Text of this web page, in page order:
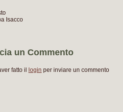
Isacco
un Commento
fatto il login per inviare un commento